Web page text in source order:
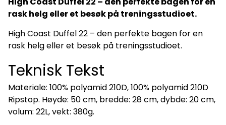
rask helg eller et besøk på treningsstudioet.
High Coast Duffel 22 – den perfekte bagen for en
rask helg eller et besøk på treningsstudioet.
Teknisk Tekst
Materiale: 100% polyamid 210D, 100% polyamid 210D
Ripstop. Høyde: 50 cm, bredde: 28 cm, dybde: 20 cm,
volum: 22L, vekt: 380g.